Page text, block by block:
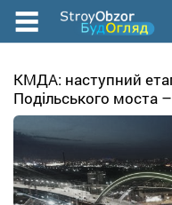
Перейти
до
вмісту
КМДА: наступний
Подільського моста